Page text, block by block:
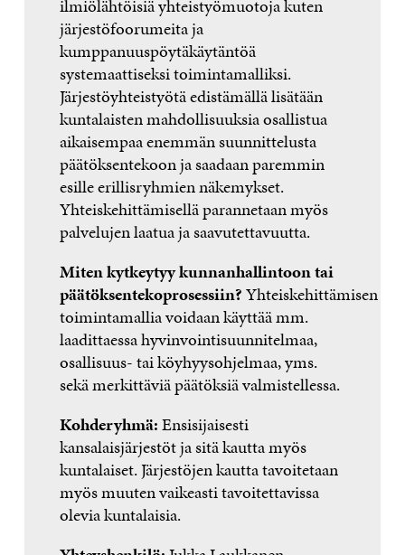
ilmiölähtöisiä yhteistyömuotoja kuten
järjestöfoorumeita ja
kumppanuuspöytäkäytäntöä
systemaattiseksi toimintamalliksi.
Järjestöyhteistyötä edistämällä lisätään
kuntalaisten mahdollisuuksia osallistua
aikaisempaa enemmän suunnittelusta
päätöksentekoon ja saadaan paremmin
esille erillisryhmien näkemykset.
Yhteiskehittämisellä parannetaan myös
palvelujen laatua ja saavutettavuutta.
Miten kytkeytyy kunnanhallintoon tai
päätöksentekoprosessiin?Yhteiskehittämisen
toimintamallia voidaan käyttää mm.
laadittaessa hyvinvointisuunnitelmaa,
osallisuus- tai köyhyysohjelmaa, yms.
sekä merkittäviä päätöksiä valmistellessa.
Kohderyhmä:Ensisijaisesti
kansalaisjärjestöt ja sitä kautta myös
kuntalaiset. Järjestöjen kautta tavoitetaan
myös muuten vaikeasti tavoitettavissa
olevia kuntalaisia.